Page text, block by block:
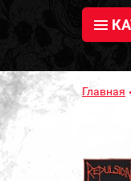
Главная